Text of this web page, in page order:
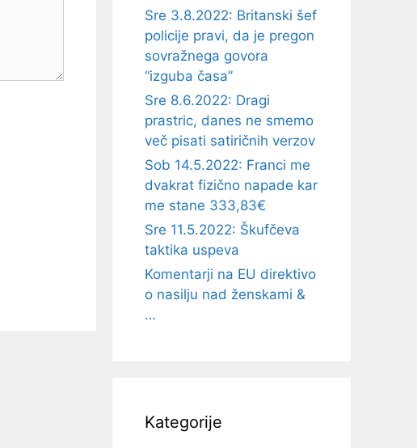
Sre 3.8.2022: Britanski šef
policije pravi, da je pregon
sovražnega govora
“izguba časa”
Sre 8.6.2022: Dragi
prastric, danes ne smemo
več pisati satiričnih verzov
Sob 14.5.2022: Franci me
dvakrat fizično napade kar
me stane 333,83€
Sre 11.5.2022: Škufčeva
taktika uspeva
Komentarji na EU direktivo
o nasilju nad ženskami &
…
Kategorije